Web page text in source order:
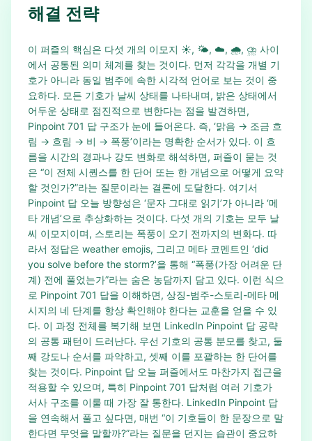
해결 전략
이 퍼즐의 핵심은 다섯 개의 이모지 ☀️, 🌤️, ☁️, 🌧️, ⛈️ 사이
에서 공통된 의미 체계를 찾는 것이다. 먼저 각각을 개별 기
호가 아니라 동일 범주에 속한 시각적 언어로 보는 것이 중
요하다. 모든 기호가 날씨 상태를 나타내며, 밝은 상태에서
어두운 상태로 점진적으로 변한다는 점을 발견하면,
Pinpoint 701 답 구조가 눈에 들어온다. 즉, ‘맑음 → 조금 흐
림 → 흐림 → 비 → 폭풍’이라는 명확한 순서가 있다. 이 흐
름을 시간의 경과나 강도 변화로 해석하면, 퍼즐이 묻는 것
은 “이 전체 시퀀스를 한 단어 또는 한 개념으로 어떻게 요약
할 것인가?”라는 질문이라는 결론에 도달한다. 여기서
Pinpoint 답 오늘 방향성은 ‘문자 그대로 읽기’가 아니라 ‘메
타 개념’으로 추상화하는 것이다. 다섯 개의 기호는 모두 날
씨 이모지이며, 스토리는 폭풍이 오기 전까지의 변화다. 따
라서 정답은 weather emojis, 그리고 메타 코멘트인 ‘did
you solve before the storm?’을 통해 “폭풍(가장 어려운 단
계) 전에 풀었는가”라는 숨은 농담까지 담고 있다. 이런 식으
로 Pinpoint 701 답을 이해하면, 상징-범주-스토리-메타 메
시지의 네 단계를 항상 확인해야 한다는 교훈을 얻을 수 있
다. 이 과정 전체를 복기해 보면 LinkedIn Pinpoint 답 공략
의 공통 패턴이 드러난다. 우선 기호의 공통 분모를 찾고, 둘
째 강도나 순서를 파악하고, 셋째 이를 포괄하는 한 단어를
찾는 것이다. Pinpoint 답 오늘 퍼즐에서도 마찬가지 접근을
적용할 수 있으며, 특히 Pinpoint 701 답처럼 여러 기호가
서사 구조를 이룰 때 가장 잘 통한다. LinkedIn Pinpoint 답
을 연속해서 풀고 싶다면, 매번 “이 기호들이 한 문장으로 말
한다면 무엇을 말할까?”라는 질문을 던지는 습관이 중요하